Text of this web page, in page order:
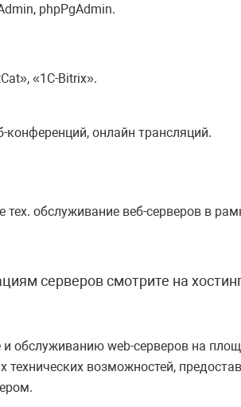
phpPgAdmin.
«1С-Bitrix».
конференций, онлайн трансляций.
обслуживание веб-серверов в
серверов смотрите на
обслуживанию web-серверов на
технических возможностей,